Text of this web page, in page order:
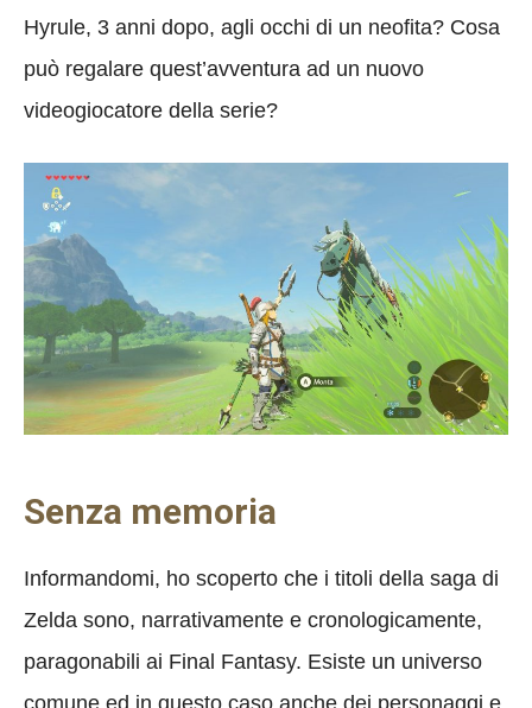
Hyrule, 3 anni dopo, agli occhi di un neofita? Cosa
può regalare quest’avventura ad un nuovo
videogiocatore della serie?
Senza memoria
Informandomi, ho scoperto che i titoli della saga di
Zelda sono, narrativamente e cronologicamente,
paragonabili ai Final Fantasy. Esiste un universo